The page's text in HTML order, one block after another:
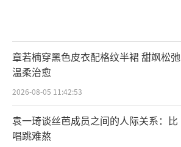
章若楠穿黑色皮衣配格纹半裙 甜飒松弛
温柔治愈
2026-08-05 11:42:53
袁一琦谈丝芭成员之间的人际关系：比
唱跳难熬